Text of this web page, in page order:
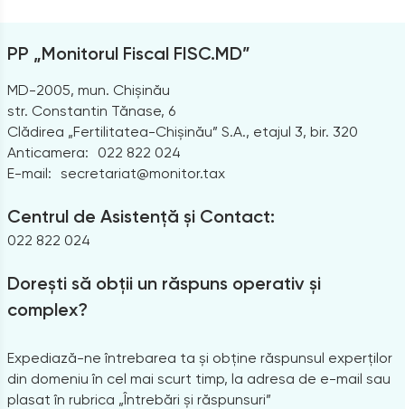
PP „Monitorul Fiscal FISC.MD”
MD-2005, mun. Chișinău
str. Constantin Tănase, 6
Clădirea „Fertilitatea-Chișinău” S.A., etajul 3, bir. 320
Anticamera:
022 822 024
E-mail: secretariat@monitor.tax
Centrul de Asistență și Contact:
022 822 024
Dorești să obții un răspuns operativ și
complex?
Expediază-ne întrebarea ta și obține răspunsul experților
din domeniu în cel mai scurt timp, la adresa de e-mail sau
plasat în rubrica „Întrebări și răspunsuri”